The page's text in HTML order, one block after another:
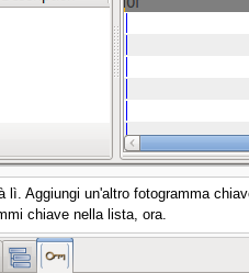
Aggiungi un'altro fotogramma
chiave nella lista, ora.